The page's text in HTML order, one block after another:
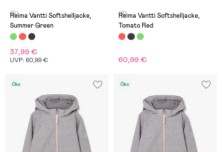
(9)
Reima Vantti Softshelljacke,
Summer Green
37,99 €
UVP: 60,99 €
(9)
Reima Vantti Softshelljacke,
Tomato Red
60,99 €
Öko Öko